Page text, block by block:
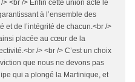
<br /> Enfin cette union acte le
à l’ensemble des
et de l’intégrité de chacun.<br />
placée au cœur de la
/> <br /> C’est un choix
que nous ne devons pas
qui a plongé la Martinique, et